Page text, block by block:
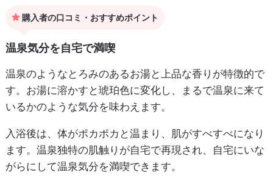
購入者の口コミ・おすすめポイント
温泉気分を自宅で満喫
温泉のようなとろみのあるお湯と上品な香りが特徴的で
す。お湯に溶かすと琥珀色に変化し、まるで温泉に来て
いるかのような気分を味わえます。
入浴後は、体がポカポカと温まり、肌がすべすべになり
ます。温泉独特の肌触りが自宅で再現され、自宅にいな
がらにして温泉気分を満喫できます。